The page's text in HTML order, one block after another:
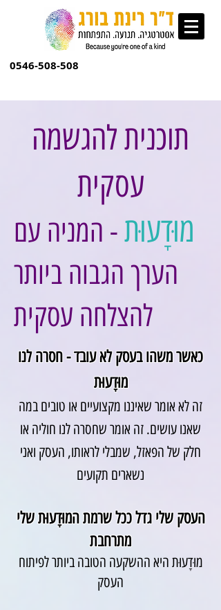
0546-508-508
תוכנית להגשמה
עסקית
מוּדָעוּת- המניה עם
הערך הגבוה ביותר
להצלחה עסקית
כאשר משהו בעסק לא עובד - חסרה לנו
מוּדָעוּת
זה לא אומר שאיננו מקצועיים או טובים במה
שאנו עושים. זה אומר שחסרה לנו חוליה או
חלק של הפאזל, שמבלי לראותו, העסק ואני
נשארים תקועים
העסק שלי גדל ככל שרמת המוּדָעוּת שלי
מתרחבת
מוּדָעוּת היא ההשקעה הטובה ביותר לפיתוח
העסק